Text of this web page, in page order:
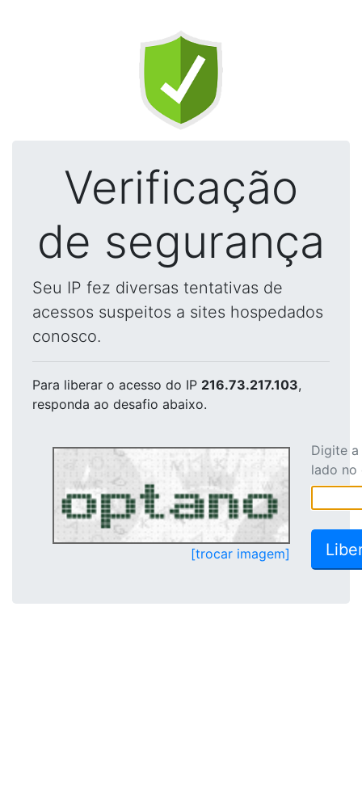
Verificação
de segurança
Seu IP fez diversas tentativas de
acessos suspeitos a sites hospedados
conosco.
Para liberar o acesso do IP 216.73.217.103,
responda ao desafio abaixo.
[trocar imagem]
Digite
lado no